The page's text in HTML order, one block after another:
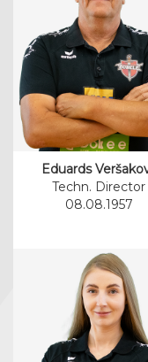
Eduards
Techn. Director
08.08.1957